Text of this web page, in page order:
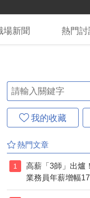
場新聞 熱門討
我的收藏
熱門文章
1
高薪「3師」出爐
業務員年薪增幅